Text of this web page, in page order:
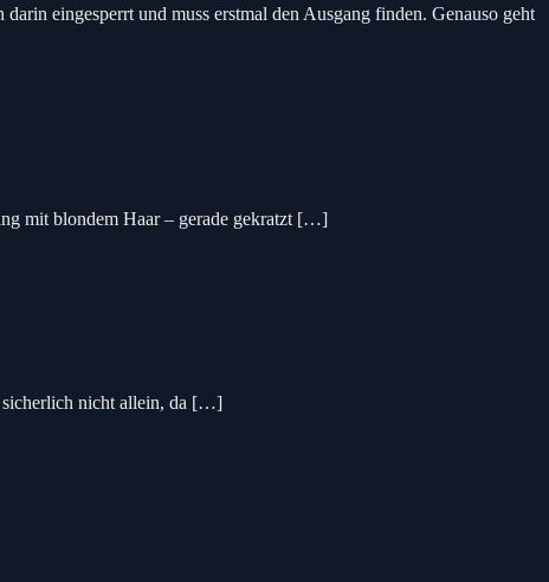
eingesperrt und muss erstmal den Ausgang finden. Genauso geht
mit blondem Haar – gerade gekratzt […]
sicherlich nicht allein, da […]